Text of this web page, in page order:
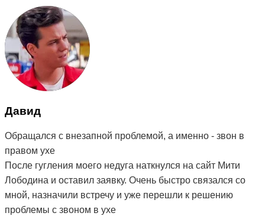
Давид
Обращался с внезапной проблемой, а именно - звон в
правом ухе
После гугления моего недуга наткнулся на сайт Мити
Лободина и оставил заявку. Очень быстро связался со
мной, назначили встречу и уже перешли к решению
проблемы с звоном в ухе